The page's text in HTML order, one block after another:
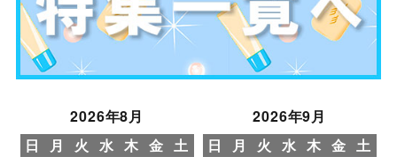
2026年8月
日
月 火 水 木 金 土
2026年9月
日
月 火 水 木 金 土